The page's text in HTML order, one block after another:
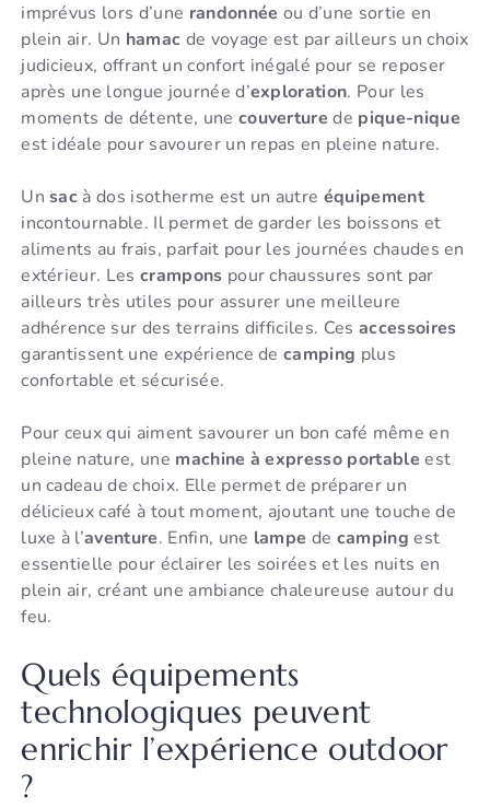
imprévus lors d’une randonnée ou d’une sortie en
plein air. Un hamac de voyage est par ailleurs un choix
judicieux, offrant un confort inégalé pour se reposer
après une longue journée d’exploration. Pour les
moments de détente, une couverture de pique-nique
est idéale pour savourer un repas en pleine nature.
Unsac à dos isotherme est un autre équipement
incontournable. Il permet de garder les boissons et
aliments au frais, parfait pour les journées chaudes en
extérieur. Les crampons pour chaussures sont par
ailleurs très utiles pour assurer une meilleure
adhérence sur des terrains difficiles. Ces accessoires
garantissent une expérience decamping plus
confortable et sécurisée.
Pour ceux qui aiment savourer un bon café même en
pleine nature, une machine à expresso portable est
un cadeau de choix. Elle permet de préparer un
délicieux café à tout moment, ajoutant une touche de
luxe à l’aventure. Enfin, une lampe de camping est
essentielle pour éclairer les soirées et les nuits en
plein air, créant une ambiance chaleureuse autour du
feu.
Quels équipements
technologiques peuvent
enrichir l’expérience outdoor
?